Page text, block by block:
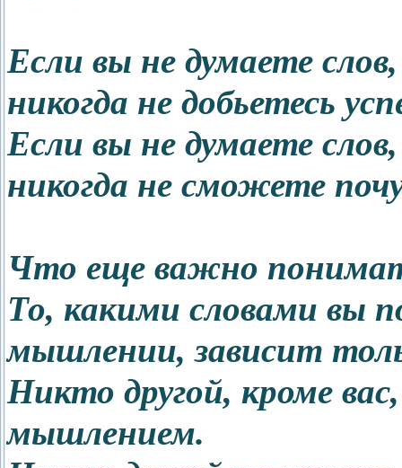
Если вы не думаете
никогда не добьетесь
Если вы не думаете
никогда не сможете
Что еще важно
То, какими словами вы
мышлении, зависит
Никто другой, кроме
мышлением.